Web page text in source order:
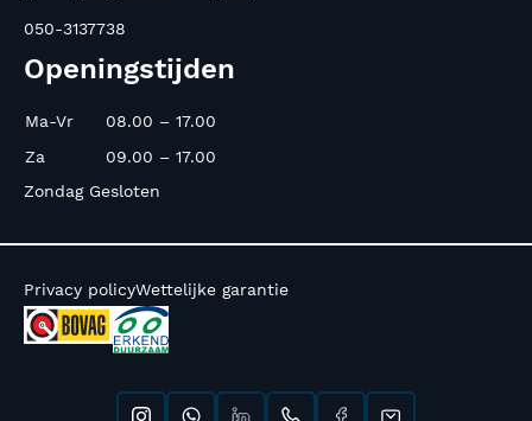
050-3137738
Openingstijden
Ma-Vr
08.00 – 17.00
Za
09.00 – 17.00
Zondag Gesloten
Privacy policyWettelijke garantie